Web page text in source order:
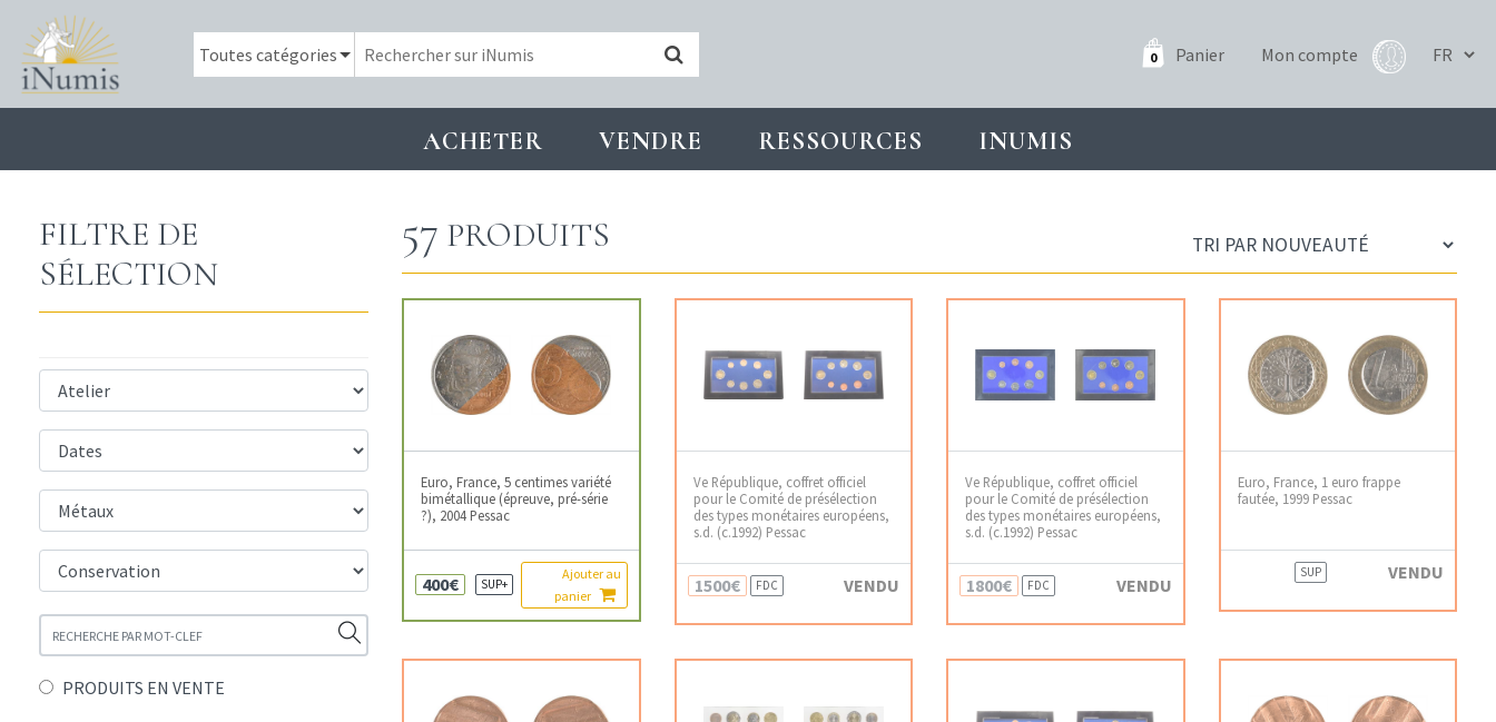
0 Panier Mon compte
ACHETER VENDRE RESSOURCES INUMIS
FILTRE DE
SÉLECTION
PRODUITS EN VENTE
57 PRODUITS
Euro, France, 5 centimes variété
bimétallique (épreuve, pré-série
?), 2004 Pessac
400€ SUP+
Ajouter au
panier
Ve République, coffret officiel
pour le Comité de présélection
des types monétaires européens,
s.d. (c.1992) Pessac
1500€ FDC VENDU
Ve République, coffret officiel
pour le Comité de présélection
des types monétaires européens,
s.d. (c.1992) Pessac
1800€ FDC VENDU
Euro, France, 1 euro frappe
fautée, 1999 Pessac
SUP VENDU